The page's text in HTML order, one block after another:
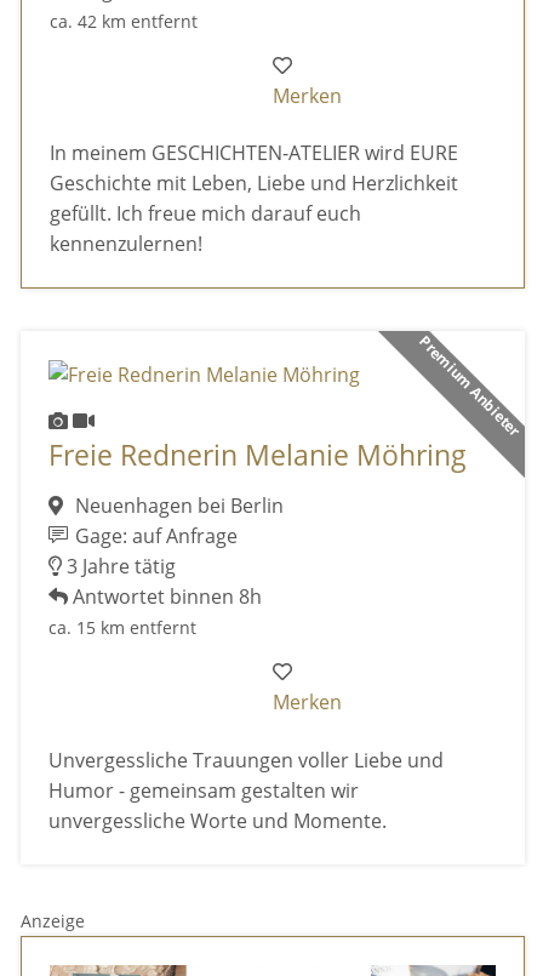
ca. 42 km entfernt
Merken
In meinem GESCHICHTEN-ATELIER wird EURE
Geschichte mit Leben, Liebe und Herzlichkeit
gefüllt. Ich freue mich darauf euch
kennenzulernen!
Premium Anbieter
Freie Rednerin Melanie Möhring
Neuenhagen bei Berlin
Gage: auf Anfrage
3 Jahre tätig
Antwortet binnen 8h
ca. 15 km entfernt
Merken
Unvergessliche Trauungen voller Liebe und
Humor - gemeinsam gestalten wir
unvergessliche Worte und Momente.
Anzeige